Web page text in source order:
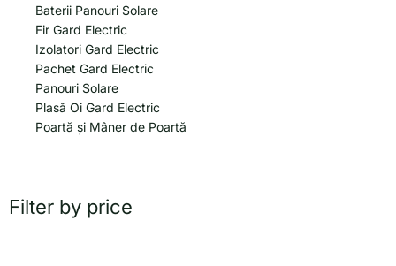
Baterii Panouri Solare
Fir Gard Electric
Izolatori Gard Electric
Pachet Gard Electric
Panouri Solare
Plasă Oi Gard Electric
Poartă și Mâner de Poartă
Filter by price